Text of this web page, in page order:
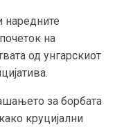
наредните
на
од унгарскиот
за борбата
круцијални